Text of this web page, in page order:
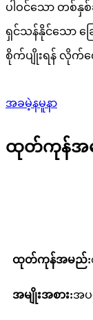
ပါဝင်သော တစ်နှ
ရှင်သန်နိုင်သော ခ
စိုက်ပျိုးရန် လိုက်
အခမဲ့နမူနာ
ထုတ်ကုန်အ
ထုတ်ကုန်အမည်:
အမျိုးအစား:အပ